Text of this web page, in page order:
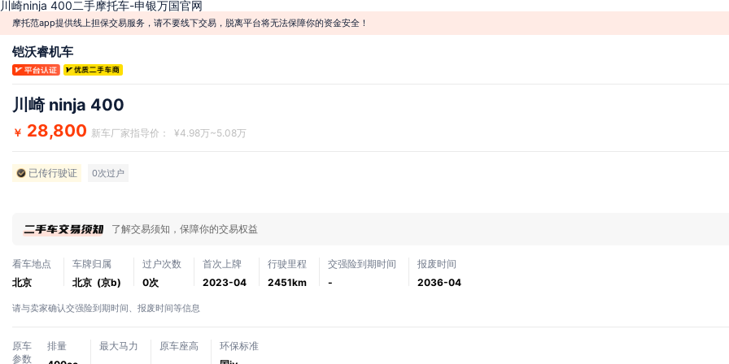
川崎ninja 400二手摩托车-申银万国官网
摩托范app提供线上担保交易服务，请不要线下交易，脱离平台将无法保障你的资金安全！
铠沃睿机车
川崎 ninja 400
￥ 28,800 新车厂家指导价： ¥4.98万~5.08万
已传行驶证 0次过户
了解交易须知，保障你的交易权益
看车地点
北京
车牌归属
北京 (京b)
过户次数
0次
首次上牌
2023-04
行驶里程
2451km
交强险到期时间
-
报废时间
2036-04
请与卖家确认交强险到期时间、报废时间等信息
原车
参数
排量
最大马力
原车座高
环保标准